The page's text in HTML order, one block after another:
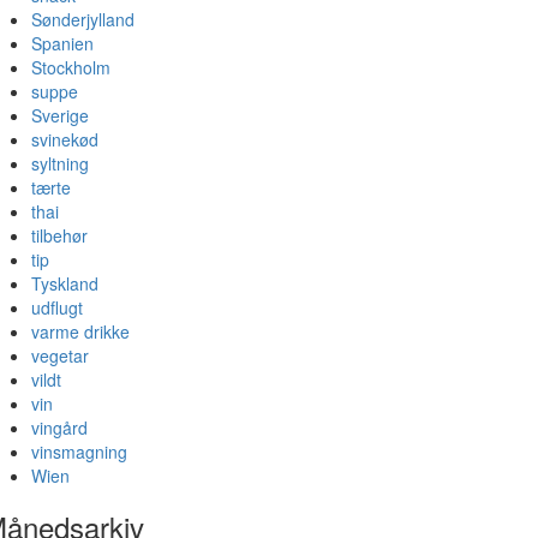
Sønderjylland
Spanien
Stockholm
suppe
Sverige
svinekød
syltning
tærte
thai
tilbehør
tip
Tyskland
udflugt
varme drikke
vegetar
vildt
vin
vingård
vinsmagning
Wien